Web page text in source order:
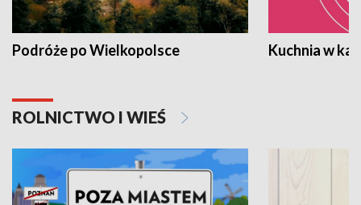
Podróże po Wielkopolsce Kuchnia w
ROLNICTWO I WIEŚ